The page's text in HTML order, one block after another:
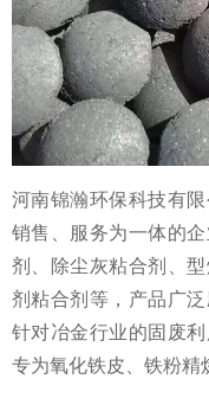
河南锦瀚环保科技有
销售、服务为一体的
剂、除尘灰粘合剂、
剂粘合剂等，产品广
针对冶金行业的固废
专为氧化铁皮、铁粉精